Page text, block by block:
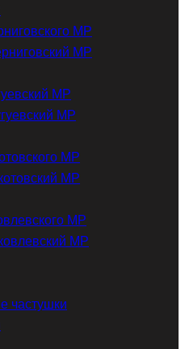
МР
МР
МР
МР
МР
МР
МР
МР
частушки